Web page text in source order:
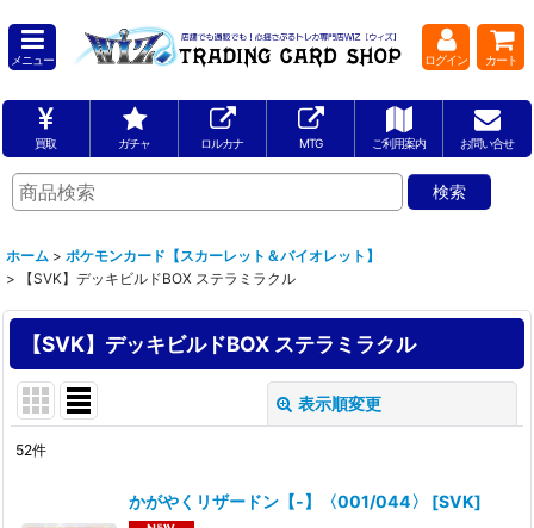
メニュー ログイン カート
買取 ガチャ ロルカナ MTG ご利用案内 お問い合せ
ホーム > ポケモンカード【スカーレット＆バイオレット】
>
【SVK】デッキビルドBOX ステラミラクル
【SVK】デッキビルドBOX ステラミラクル
表示順変更
52件
かがやくリザードン【-】〈001/044〉 [SVK]